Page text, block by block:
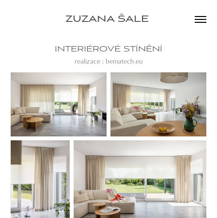
ZUZANA ŠALE
INTERIÉROVÉ STÍNĚNÍ
realizace : bematech.eu